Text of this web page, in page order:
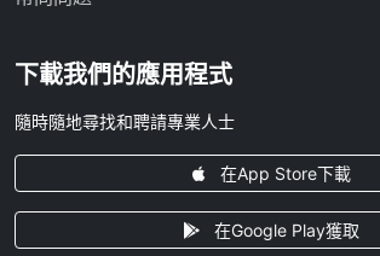
下載我們的應用程式
隨時隨地尋找和聘請專業人士
在App Store下載
在Google Play獲取